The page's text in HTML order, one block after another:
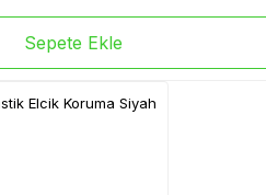
Sepete Ekle